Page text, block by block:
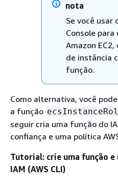
nota
Se você usar
Console
Amazon
de instância
função.
Como alternativa, você
a função
seguir cria uma função do
confiança e uma política
Tutorial: crie uma função
IAM (AWS CLI)